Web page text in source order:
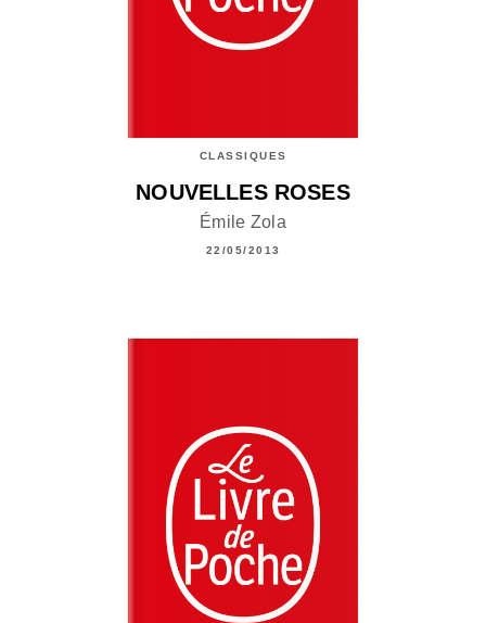
CLASSIQUES
NOUVELLES ROSES
Émile Zola
22/05/2013